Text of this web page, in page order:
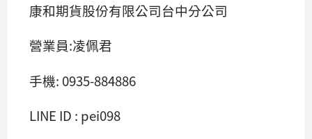
康和期貨股份有限公司台中分公司
營業員:凌佩君
手機: 0935-884886
LINE ID : pei098